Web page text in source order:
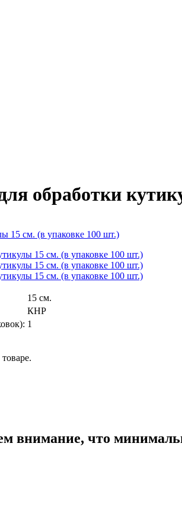
обработки
15 см.
КНР
1
внимание, что